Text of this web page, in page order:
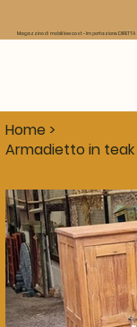
Home >
Armadietto in
Magazzino di mobili low cost - Importazione DIRETTA